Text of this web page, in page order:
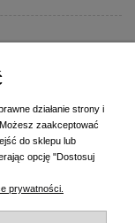
działanie strony i
zaakceptować
do sklepu lub
opcję "Dostosuj
prywatności.